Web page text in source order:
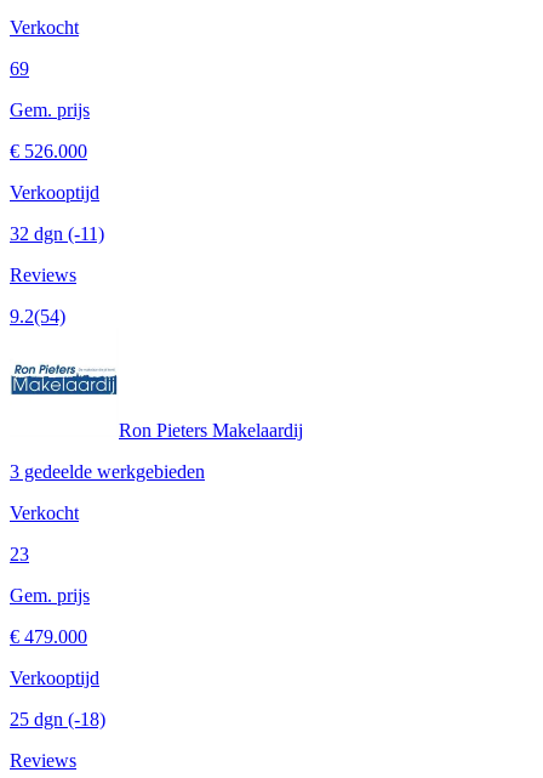
Verkocht
69
Gem. prijs
€ 526.000
Verkooptijd
32 dgn (-11)
Reviews
9.2(54)
Ron Pieters Makelaardij
3 gedeelde werkgebieden
Verkocht
23
Gem. prijs
€ 479.000
Verkooptijd
25 dgn (-18)
Reviews